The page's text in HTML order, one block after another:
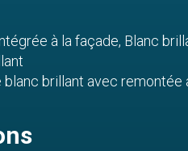
à la façade, Blanc
brillant avec remontée